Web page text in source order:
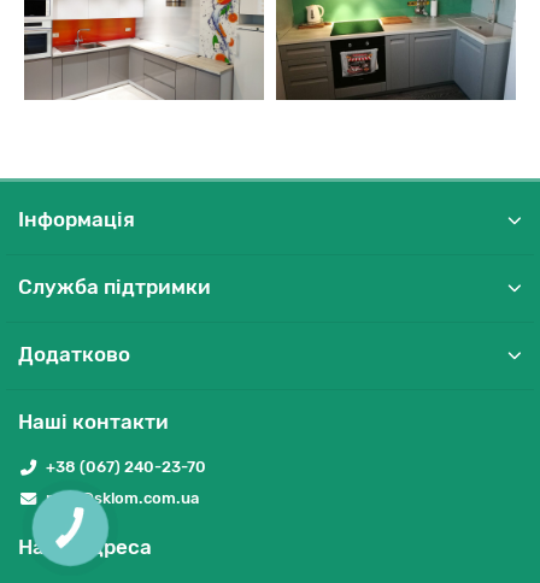
Інформація
Служба підтримки
Додатково
Наші контакти
+38 (067) 240-23-70
post@sklom.com.ua
Наша адреса